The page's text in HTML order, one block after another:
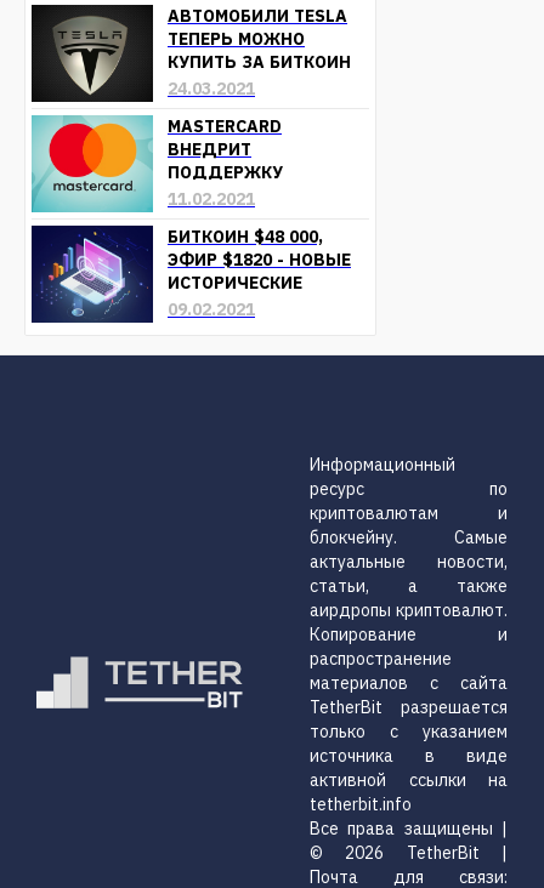
АВТОМОБИЛИ TESLA
ТЕПЕРЬ МОЖНО
КУПИТЬ ЗА БИТКОИН
24.03.2021
MASTERCARD
ВНЕДРИТ
ПОДДЕРЖКУ
КРИПТОВАЛЮТ УЖЕ В
11.02.2021
БИТКОИН $48 000,
ЭФИР $1820 - НОВЫЕ
ИСТОРИЧЕСКИЕ
МАКСИМУМЫ
09.02.2021
Информационный
ресурс по
криптовалютам и
блокчейну. Самые
актуальные новости,
статьи, а также
аирдропы криптовалют.
Копирование и
распространение
материалов с сайта
TetherBit разрешается
только с указанием
источника в виде
активной ссылки на
tetherbit.info
Все права защищены |
© 2026 TetherBit |
Почта для связи: